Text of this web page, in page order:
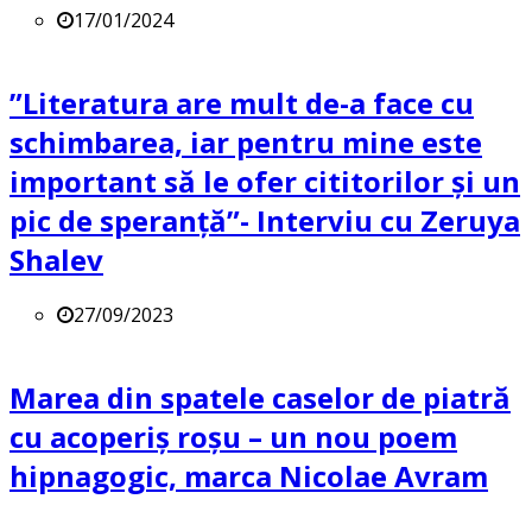
17/01/2024
”Literatura are mult de-a face cu
schimbarea, iar pentru mine este
important să le ofer cititorilor și un
pic de speranță”- Interviu cu Zeruya
Shalev
27/09/2023
Marea din spatele caselor de piatră
cu acoperiș roșu – un nou poem
hipnagogic, marca Nicolae Avram